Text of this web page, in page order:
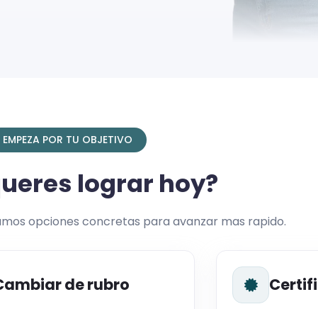
EMPEZA POR TU OBJETIVO
lograr hoy?
opciones concretas para avanzar mas rapido.
de rubro